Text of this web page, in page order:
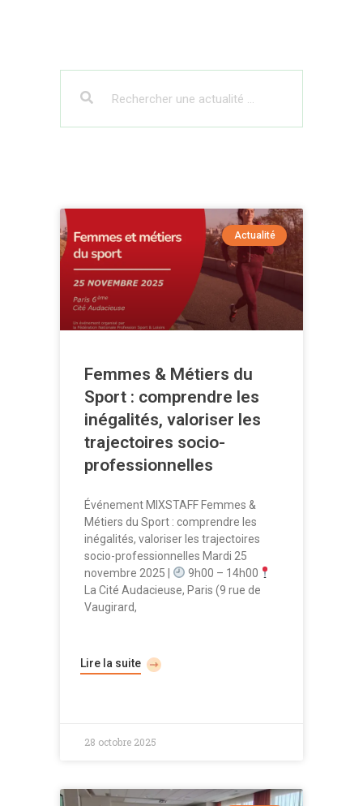
Actualité
Femmes & Métiers du
Sport : comprendre les
inégalités, valoriser les
trajectoires socio-
professionnelles
Événement MIXSTAFF Femmes &
Métiers du Sport : comprendre les
inégalités, valoriser les trajectoires
socio-professionnelles Mardi 25
novembre 2025 |
9h00 – 14h00
La Cité Audacieuse, Paris (9 rue de
Vaugirard,
Lire la suite
28 octobre 2025